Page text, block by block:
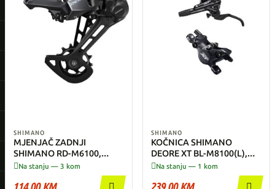
SHIMANO
MJENJAČ ZADNJI
SHIMANO RD-M6100,
DEORE, SGS 12-BRZINA
Na stanju — 3 kom
SHIMANO
KOČNICA SHIMANO
DEORE XT BL-M8100(L),
BR-M8100(F) - Prednja
Na stanju — 1 kom